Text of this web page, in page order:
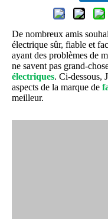
De nombreux amis
électrique sûr, fiable et
ayant des problèmes de
ne savent pas grand-
électriques. Ci-dessous,
aspects de la marque de
meilleur.